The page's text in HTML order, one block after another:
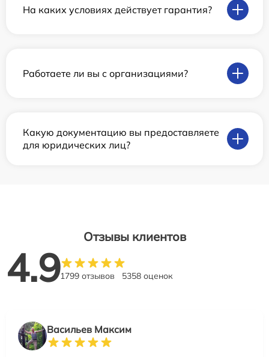
На каких условиях действует гарантия?
Работаете ли вы с организациями?
Какую документацию вы предоставляете
для юридических лиц?
Отзывы клиентов
4.91799 отзывов 5358 оценок
Васильев Максим